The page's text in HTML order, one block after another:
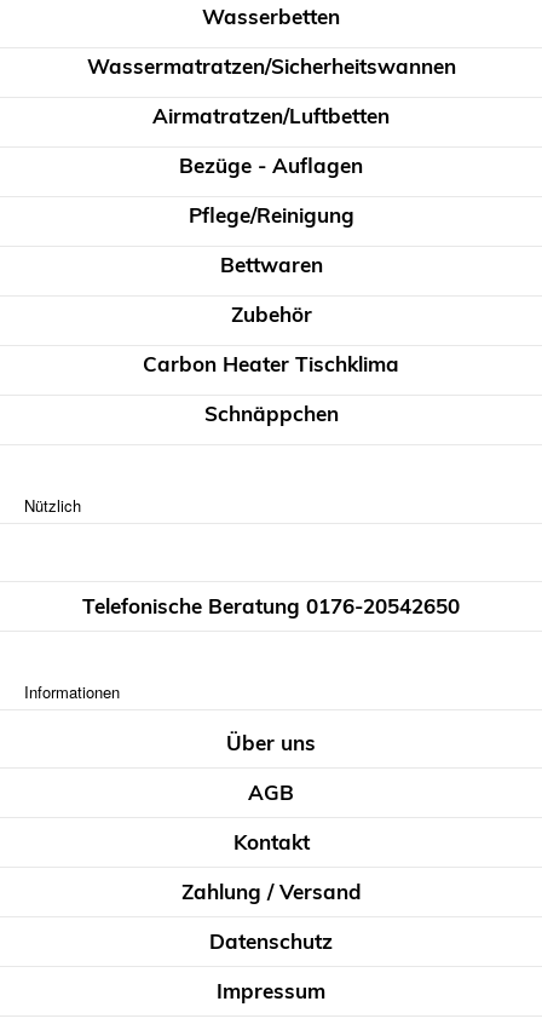
Wasserbetten
Wassermatratzen/Sicherheitswannen
Airmatratzen/Luftbetten
Bezüge - Auflagen
Pflege/Reinigung
Bettwaren
Zubehör
Carbon Heater Tischklima
Schnäppchen
Nützlich
Telefonische Beratung 0176-20542650
Informationen
Über uns
AGB
Kontakt
Zahlung / Versand
Datenschutz
Impressum